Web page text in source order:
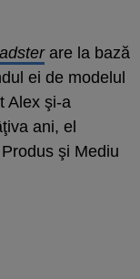
are la bază
ei de modelul
Alex şi-a
ani, el
şi Mediu